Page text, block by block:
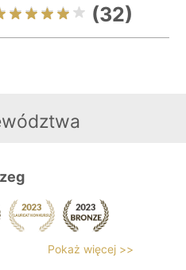
(32)
Pokaż więcej >>